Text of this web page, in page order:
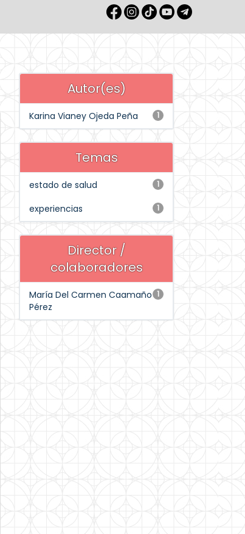
Autor(es)
1
Karina Vianey Ojeda Peña
Temas
1
estado de salud
1
experiencias
Director /
colaboradores
1
María Del Carmen Caamaño
Pérez